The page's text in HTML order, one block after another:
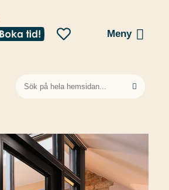
Meny
efter: